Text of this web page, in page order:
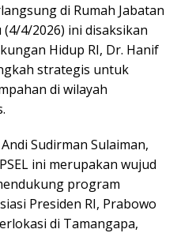
di Rumah Jabatan
4/2026) ini disaksikan
Hidup RI, Dr. Hanif
strategis untuk
di wilayah
Sudirman Sulaiman,
ini merupakan wujud
program
Presiden RI, Prabowo
di Tamangapa,